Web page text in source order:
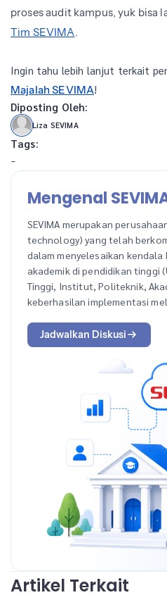
proses audit kampus, yuk bisa
Tim SEVIMA.
Ingin tahu lebih lanjut terkait
Majalah SEVIMA!
Diposting Oleh:
Liza SEVIMA
Tags:
-
Mengenal
SEVIMA merupakan
technology) yang telah
dalam menyelesaikan
akademik di pendidikan tinggi
Tinggi, Institut, Politeknik,
keberhasilan implementasi
Jadwalkan Diskusi
Artikel Terkait